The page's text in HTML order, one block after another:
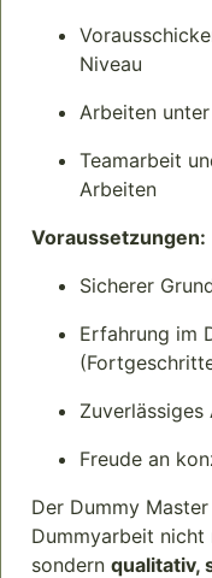
Niveau
Arbeiten
Teamarbeit
Arbeiten
Voraussetzungen:
Sicherer
Erfahrung im
Freude an
Der Dummy
Dummyarbeit nicht
sondern qualitativ,